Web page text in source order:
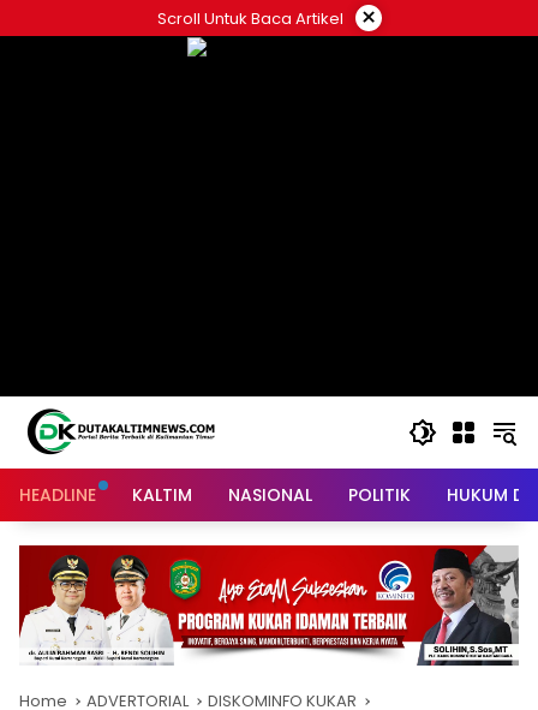
to
Scroll Untuk Baca Artikel ×
HEADLINE KALTIM NASIONAL POLITIK HUKUM
Home ADVERTORIAL DISKOMINFO KUKAR